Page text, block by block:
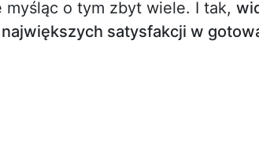
o tym zbyt wiele. I tak,
satysfakcji w